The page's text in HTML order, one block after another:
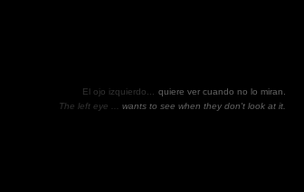
El ojo izquierdo...
quiere ver cuando no lo miran.
The left eye ...
wants to see when they don't look at it.